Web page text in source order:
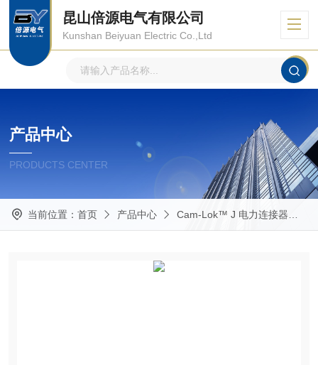
昆山倍源电气有限公司
Kunshan Beiyuan Electric Co.,Ltd
产品中心
PRODUCTS CENTER
当前位置： 首页 产品中心 Cam-Lok™ J 电力连接器